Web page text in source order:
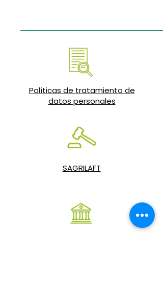
Políticas de tratamiento de
datos personales
SAGRILAFT